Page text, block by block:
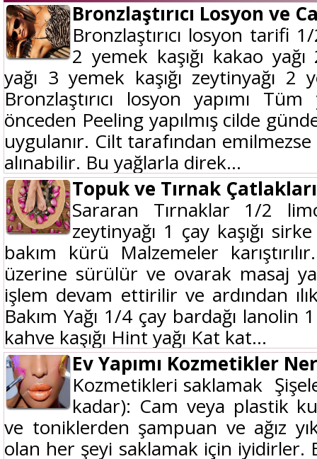
Bronzlaştırıcı Losyon ve
Bronzlaştırıcı losyon tarifi 1/
2 yemek kaşığı kakao
yağı 3 yemek kaşığı zeytinyağı 2
Bronzlaştırıcı losyon yapımı Tüm
önceden Peeling yapılmış cilde
uygulanır. Cilt tarafından emilmezse
alınabilir. Bu yağlarla direk...
Topuk ve Tırnak
Sararan Tırnaklar 1/2
zeytinyağı 1 çay kaşığı
bakım kürü Malzemeler
üzerine sürülür ve ovarak masaj
işlem devam ettirilir ve ardından
Bakım Yağı 1/4 çay bardağı lanolin
kahve kaşığı Hint yağı Kat kat...
Ev Yapımı Kozmetikler
Kozmetikleri saklamak
kadar): Cam veya plastik
ve toniklerden şampuan ve ağız
olan her şeyi saklamak için iyidirler.